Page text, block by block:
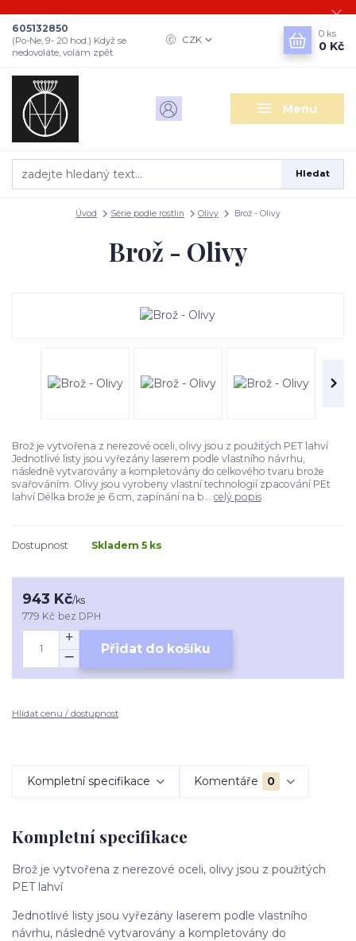
Menu
CZK
Hledat
605132850
(Po-Ne, 9- 20 hod.) Když se
nedovoláte, volám zpět
0 ks
0 Kč
Úvod Série podle rostlin Olivy Brož - Olivy
Brož - Olivy
Brož je vytvořena z nerezové oceli, olivy jsou z použitých PET lahví
Jednotlivé listy jsou vyřezány laserem podle vlastního návrhu,
následně vytvarovány a kompletovány do celkového tvaru brože
svařováním. Olivy jsou vyrobeny vlastní technologií zpacování PEt
lahví Délka brože je 6 cm, zapínání na b... celý popis
Dostupnost Skladem 5 ks
943 Kč/ks
779 Kč bez DPH
Přidat do košíku
Hlídat cenu / dostupnost
Kompletní specifikace Komentáře 0
Kompletní specifikace
Brož je vytvořena z nerezové oceli, olivy jsou z použitých
PET lahví
Jednotlivé listy jsou vyřezány laserem podle vlastního
návrhu, následně vytvarovány a kompletovány do